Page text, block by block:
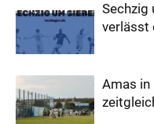
Sechzig
verlässt
Amas